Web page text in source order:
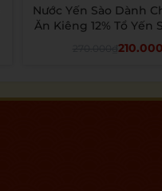
- 22%
Nước Yến Sào Dành
Ăn Kiêng 12% Tổ Yến
Khánh Hòa Nutrition
x 70ml